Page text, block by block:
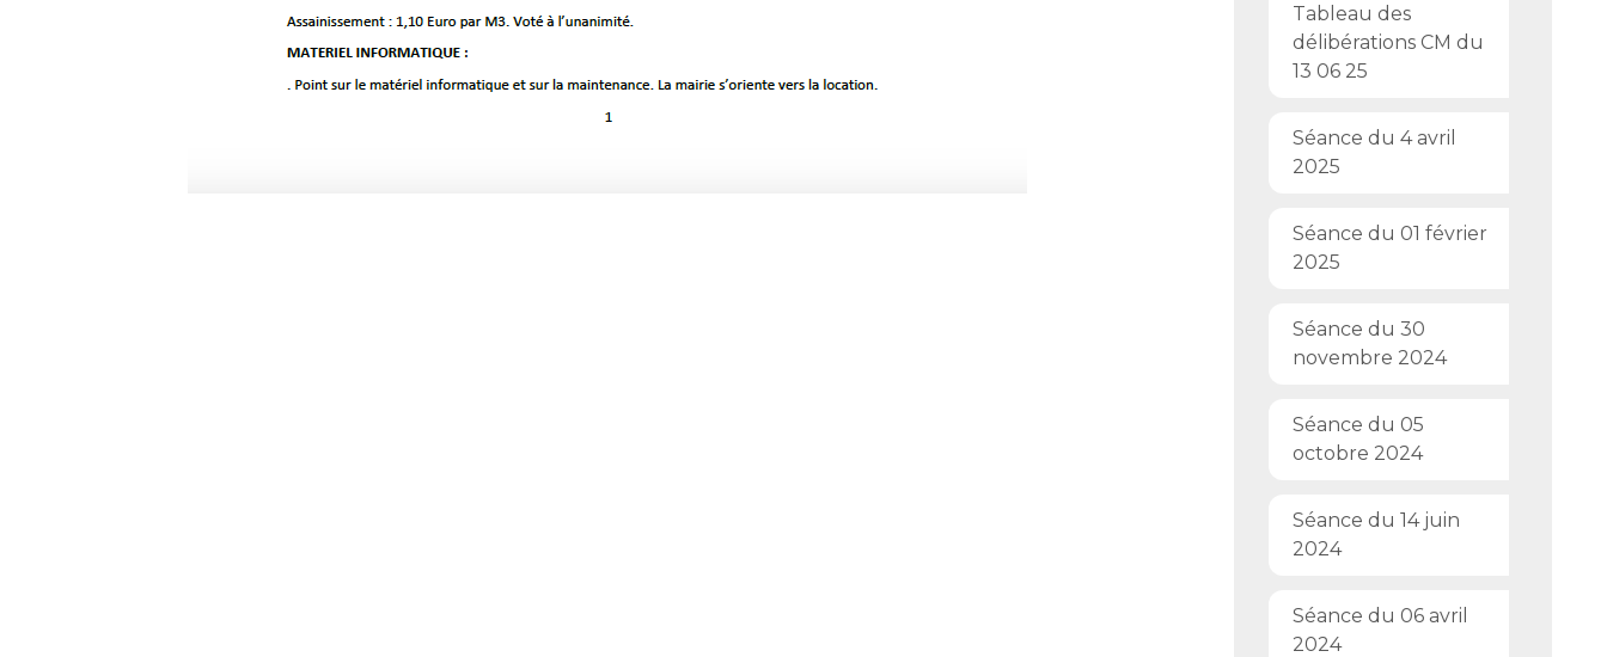
Tableau des
délibérations CM du
13 06 25
Séance du 4 avril
2025
Séance du 01 février
2025
Séance du 30
novembre 2024
Séance du 05
octobre 2024
Séance du 14 juin
2024
Séance du 06 avril
2024